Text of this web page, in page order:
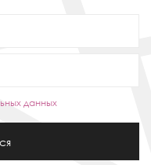
данных